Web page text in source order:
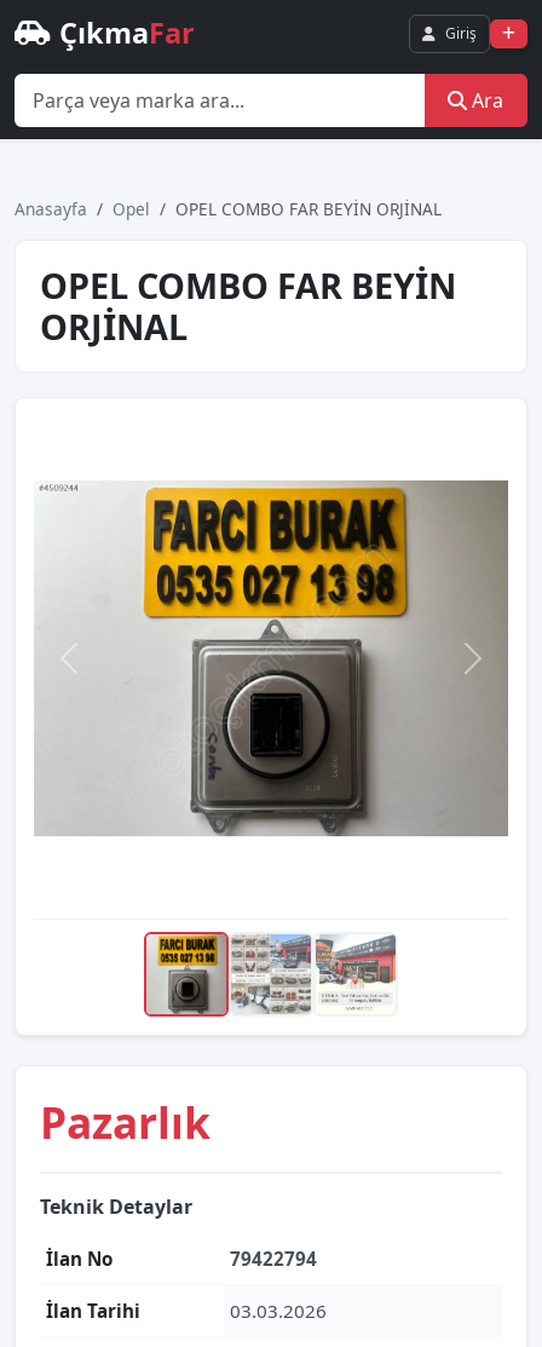
ÇıkmaFar Giriş
Ara
Anasayfa Opel OPEL COMBO FAR BEYİN ORJİNAL
OPEL COMBO FAR BEYİN
ORJİNAL
Pazarlık
Teknik Detaylar
İlan No 79422794
İlan Tarihi 03.03.2026